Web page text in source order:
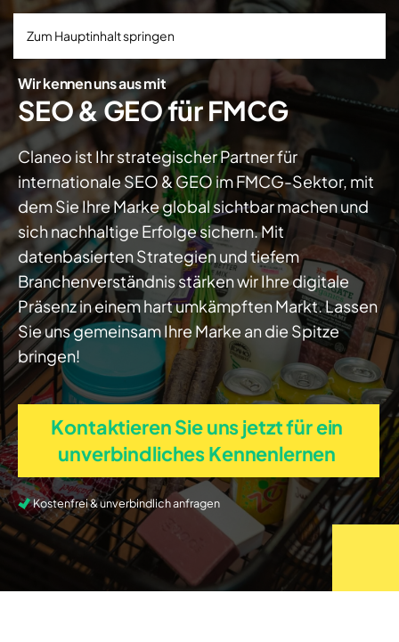
Zum Hauptinhalt springen
Wir kennen uns aus mit
SEO & GEO für FMCG
Claneo ist Ihrstrategischer Partnerfür
internationale SEO & GEO im FMCG-Sektor, mit
dem Sie Ihre Marke global sichtbar machenund
sich nachhaltige Erfolge sichern.Mit
datenbasierten Strategienundtiefem
Branchenverständnisstärken wir Ihre digitale
Präsenzin einem hart umkämpften Markt.Lassen
Sie uns gemeinsam Ihre Marke an die Spitze
bringen!
Kontaktieren Sie uns jetzt für ein
unverbindliches Kennenlernen
Kostenfrei & unverbindlich anfragen